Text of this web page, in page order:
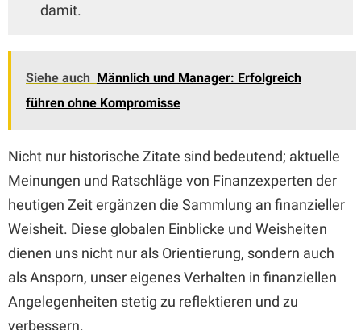
damit.
Siehe auch Männlich und Manager: Erfolgreich
führen ohne Kompromisse
Nicht nur historische Zitate sind bedeutend; aktuelle
Meinungen und Ratschläge von Finanzexperten der
heutigen Zeit ergänzen die Sammlung an finanzieller
Weisheit. Diese globalen Einblicke und Weisheiten
dienen uns nicht nur als Orientierung, sondern auch
als Ansporn, unser eigenes Verhalten in finanziellen
Angelegenheiten stetig zu reflektieren und zu
verbessern.